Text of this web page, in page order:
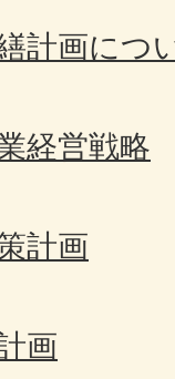
計画につ
経営戦略
計画
画